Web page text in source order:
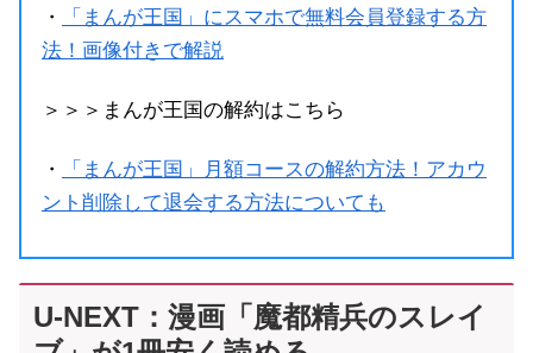
・
「まんが王国」にスマホで無料会員登録する方
法！画像付きで解説
＞＞＞まんが王国の解約はこちら
・
「まんが王国」月額コースの解約方法！アカウ
ント削除して退会する方法についても
U-NEXT：漫画「魔都精兵のスレイ